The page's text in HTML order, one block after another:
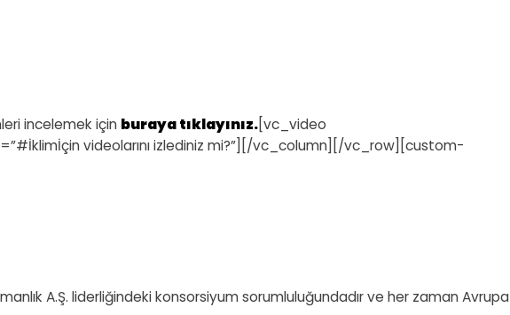
incelemek için buraya tıklayınız. [vc_video
videolarını izlediniz mi?”][/vc_column][/vc_row][custom-
A.Ş. liderliğindeki konsorsiyum sorumluluğundadır ve her zaman Avrupa